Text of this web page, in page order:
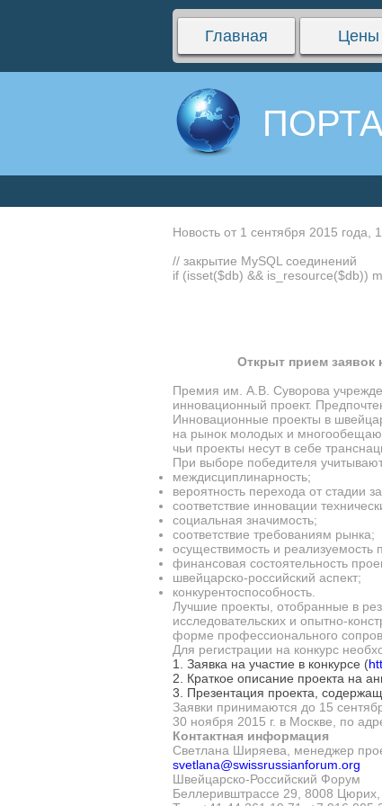
Главная Цены
Новость от 1 сентября 2015 года,
// закрытие MySQL соединений
if (isset($db) && is_resource($db))
Открыт прием
Премия им. А.В. Суворова
инновационный проект.
Инновационные проекты в
на рынок молодых и
чьи проекты несут в себе
При выборе победителя
междисциплинарность;
вероятность перехода от стадии
соответствие инновации
социальная значимость;
соответствие требованиям рынка;
осуществимость и реализуемость
финансовая состоятельность
швейцарско-российский аспект;
конкурентоспособность.
Лучшие проекты, отобранные в
исследовательских и опытно-
форме профессионального
Для регистрации на конкурс
1. Заявка на участие в конкурсе (
2. Краткое описание проекта на
3. Презентация проекта,
Заявки принимаются до 15
30 ноября 2015 г. в Москве, по
Контактная информация
Светлана Ширяева, менеджер
svetlana@swissrussianforum.org
Швейцарско-Российский Форум
Беллеривштрассе 29, 8008